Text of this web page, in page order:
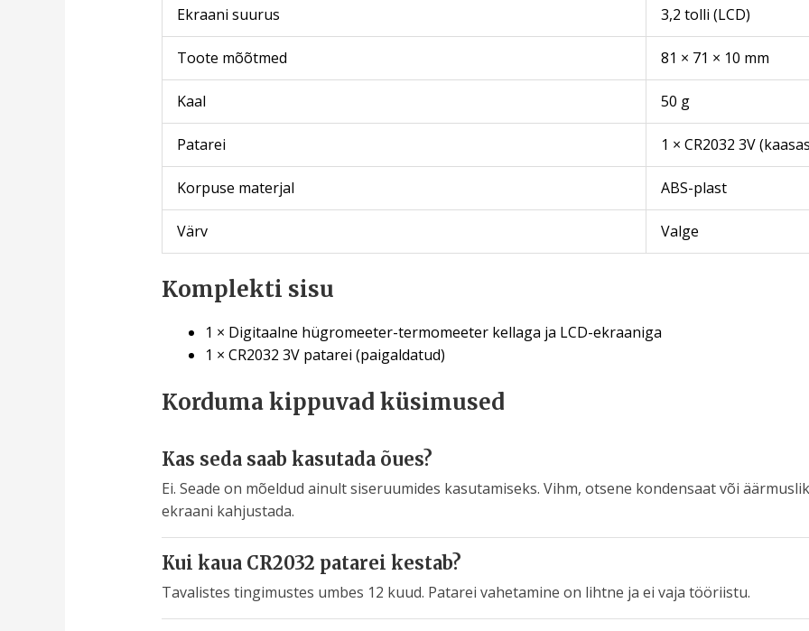
Ekraani suurus 3,2 tolli (LCD)
Toote mõõtmed 81 × 71 × 10 mm
Kaal 50 g
Patarei 1 × CR2032 3V
Korpuse materjal ABS-plast
Värv Valge
Komplekti sisu
1 × Digitaalne hügromeeter-termomeeter kellaga ja LCD-ekraaniga
1 × CR2032 3V patarei (paigaldatud)
Korduma kippuvad küsimused
Kas seda saab kasutada õues?
Ei. Seade on mõeldud ainult siseruumides kasutamiseks. Vihm, otsene kondensaat või
ekraani kahjustada.
Kui kaua CR2032 patarei kestab?
Tavalistes tingimustes umbes 12 kuud. Patarei vahetamine on lihtne ja ei vaja tööriistu.